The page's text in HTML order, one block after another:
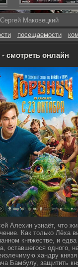
Маковецкий
посещаемости
смотреть онлайн
Алехин узнаёт, что
Как только Лёха
княжестве, и
оставшегося одного,
хандру
Бамбулу, защитить